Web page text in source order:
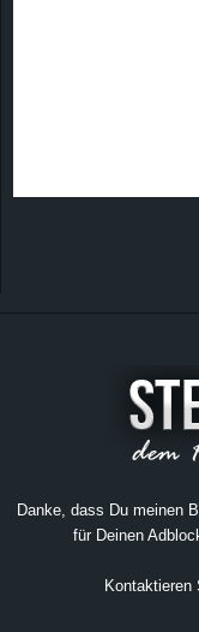
Danke, dass Du meinen
für Deinen
Kontaktieren